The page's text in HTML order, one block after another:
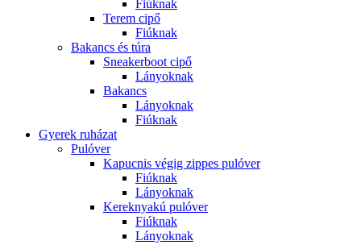
Fiúknak
Terem cipő
Fiúknak
Bakancs és túra
Sneakerboot cipő
Lányoknak
Bakancs
Lányoknak
Fiúknak
Gyerek ruházat
Pulóver
Kapucnis végig zippes pulóver
Fiúknak
Lányoknak
Kereknyakú pulóver
Fiúknak
Lányoknak